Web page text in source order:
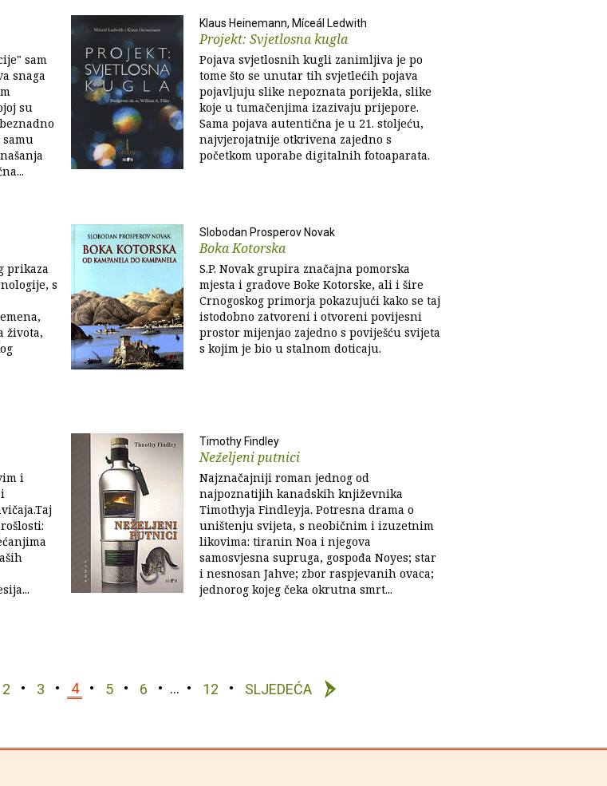
sam
snaga
su
Klaus Heinemann, Míceál Ledwith
Projekt: Svjetlosna kugla
Pojava svjetlosnih kugli zanimljiva je po
tome što se unutar tih svjetlećih pojava
pojavljuju slike nepoznata porijekla, slike
koje u tumačenjima izazivaju prijepore.
Sama pojava autentična je u 21. stoljeću,
najvjerojatnije otkrivena zajedno s
početkom uporabe digitalnih fotoaparata.
prikaza
s
života,
Slobodan Prosperov Novak
Boka Kotorska
S.P. Novak grupira značajna pomorska
mjesta i gradove Boke Kotorske, ali i šire
Crnogoskog primorja pokazujući kako se taj
istodobno zatvoreni i otvoreni povijesni
prostor mijenjao zajedno s poviješću svijeta
s kojim je bio u stalnom doticaju.
i
Timothy Findley
Neželjeni putnici
Najznačajniji roman jednog od
najpoznatijih kanadskih književnika
Timothyja Findleyja. Potresna drama o
uništenju svijeta, s neobičnim i izuzetnim
likovima: tiranin Noa i njegova
samosvjesna supruga, gospođa Noyes; star
i nesnosan Jahve; zbor raspjevanih ovaca;
jednorog kojeg čeka okrutna smrt...
2 3 4 5 6 … 12 SLJEDEĆA